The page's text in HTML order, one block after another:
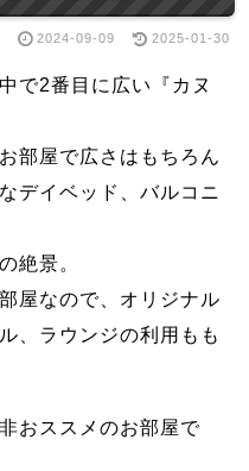
2024-09-09 2025-01-30
で2番目に広い『カヌ
部屋で広さはもちろん
デイベッド、バルコニ
絶景。
屋なので、オリジナル
、ラウンジの利用もも
おススメのお部屋で